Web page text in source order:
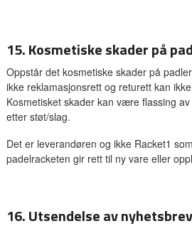
15. Kosmetiske skader på
Oppstår det kosmetiske skader på
ikke reklamasjonsrett og returett kan
Kosmetisket skader kan være flassing
etter støt/slag.
Det er leverandøren og ikke Racket1
padelracketen gir rett til ny vare eller
16. Utsendelse av nyhetsbrev